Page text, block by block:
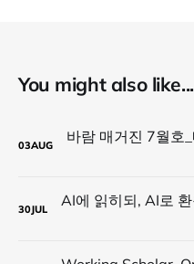
You might also like...
03AUG
30JUL